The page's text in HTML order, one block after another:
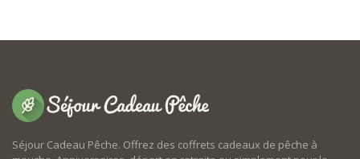
Séjour Cadeau Pêche. Offrez des coffrets cadeaux de pêche à